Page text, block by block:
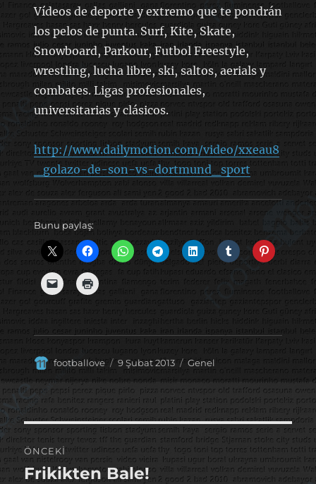
Vídeos de deporte y extremo que te pondrán
los pelos de punta. Surf, Kite, Skate,
Snowboard, Parkour, Futbol Freestyle,
wrestling, lucha libre, ski, saltos, aerials y
combates. Ligas profesionales,
universitarias y clásicos.
http://www.dailymotion.com/video/xxeau8
_golazo-de-son-vs-dortmund_sport
Bunu paylaş:
Yazar
footballove
Yayın
9 Şubat 2013 Kategoriler
Genel
Yazı
gezinmesi
ÖNCEKI
Önceki
Frikikten Bale!